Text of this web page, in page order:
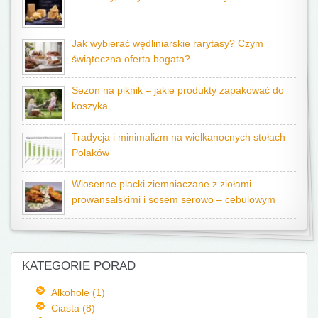
Jak wybierać wędliniarskie rarytasy? Czym
świąteczna oferta bogata?
Sezon na piknik – jakie produkty zapakować do
koszyka
Tradycja i minimalizm na wielkanocnych stołach
Polaków
Wiosenne placki ziemniaczane z ziołami
prowansalskimi i sosem serowo – cebulowym
KATEGORIE PORAD
Alkohole (1)
Ciasta (8)